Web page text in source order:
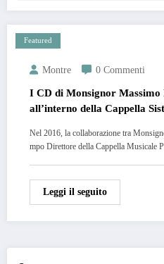
Featured
Montre 0 Commenti
I CD di Monsignor Massimo
all’interno della Cappella
Nel 2016, la collaborazione tra
mpo Direttore della Cappella Musicale
Leggi il seguito